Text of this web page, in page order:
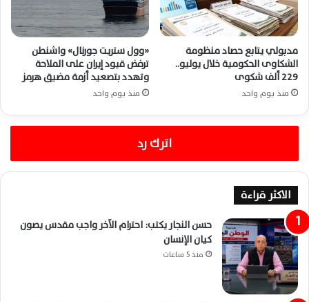
مدبولي يتابع حصاد منظومة
الشكاوى الحكومية خلال يوليو..
229 ألف شكوى
منذ يوم واحد
«وول ستريت جورنال» واشنطن
ترفض قيود إيران على الملاحة
وتهدد بتصعيد أزمة مضيق هرمز
منذ يوم واحد
اترك رد
الاكثر قراءة
حسن النجار يكتب: احترام الآخر واجب مقدس يصون
كيان الإنسان
منذ 5 ساعات